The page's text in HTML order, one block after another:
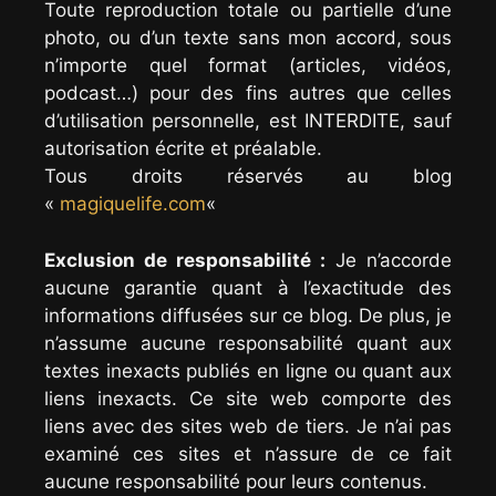
Toute reproduction totale ou partielle d’une
photo, ou d’un texte sans mon accord, sous
n’importe quel format (articles, vidéos,
podcast…) pour des fins autres que celles
d’utilisation personnelle, est INTERDITE, sauf
autorisation écrite et préalable.
Tous droits réservés au blog
« magiquelife.com«
Exclusion de responsabilité : Je n’accorde
aucune garantie quant à l’exactitude des
informations diffusées sur ce blog. De plus, je
n’assume aucune responsabilité quant aux
textes inexacts publiés en ligne ou quant aux
liens inexacts. Ce site web comporte des
liens avec des sites web de tiers. Je n’ai pas
examiné ces sites et n’assure de ce fait
aucune responsabilité pour leurs contenus.